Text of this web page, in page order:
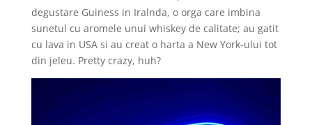
degustare Guiness in Iralnda, o orga care imbina
sunetul cu aromele unui whiskey de calitate; au gatit
cu lava in USA si au creat o harta a New York-ului tot
din jeleu. Pretty crazy, huh?